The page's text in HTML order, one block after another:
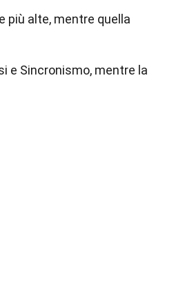
alte, mentre quella
e Sincronismo, mentre la